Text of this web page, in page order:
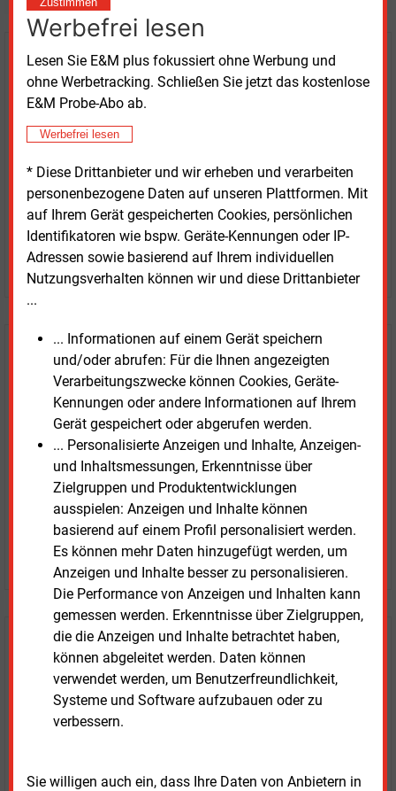
Werbefrei lesen
Lesen Sie E&M plus fokussiert ohne Werbung und
ohne Werbetracking. Schließen Sie jetzt das kostenlose
E&M Probe-Abo ab.
Werbefrei lesen
* Diese Drittanbieter und wir erheben und verarbeiten
personenbezogene Daten auf unseren Plattformen. Mit
auf Ihrem Gerät gespeicherten Cookies, persönlichen
Identifikatoren wie bspw. Geräte-Kennungen oder IP-
Adressen sowie basierend auf Ihrem individuellen
Nutzungsverhalten können wir und diese Drittanbieter
...
... Informationen auf einem Gerät speichern
und/oder abrufen: Für die Ihnen angezeigten
Verarbeitungszwecke können Cookies, Geräte-
Kennungen oder andere Informationen auf Ihrem
Gerät gespeichert oder abgerufen werden.
... Personalisierte Anzeigen und Inhalte, Anzeigen-
und Inhaltsmessungen, Erkenntnisse über
Zielgruppen und Produktentwicklungen
ausspielen: Anzeigen und Inhalte können
basierend auf einem Profil personalisiert werden.
Es können mehr Daten hinzugefügt werden, um
Anzeigen und Inhalte besser zu personalisieren.
Die Performance von Anzeigen und Inhalten kann
gemessen werden. Erkenntnisse über Zielgruppen,
die die Anzeigen und Inhalte betrachtet haben,
können abgeleitet werden. Daten können
verwendet werden, um Benutzerfreundlichkeit,
Systeme und Software aufzubauen oder zu
verbessern.
Sie willigen auch ein, dass Ihre Daten von Anbietern in
Kaufen Sie den Artikel
erhalten Sie sofort diesen redaktionellen Beitrag für
nur €8.93
JETZT ARTIKEL KAUFEN
Testen SieE&M
kostenlos und
unverbindlich
Zwei Wochen kostenfreier Zugang
Zugang auf stündlich aktualisierte Nachrichten mit
Prognose- und Marktdaten
+ einmal täglich E&M daily
+ zwei Ausgaben der Zeitung E&M
ohne automatische Verlängerung
JETZT KOSTENLOS TESTEN
Login für Kunden